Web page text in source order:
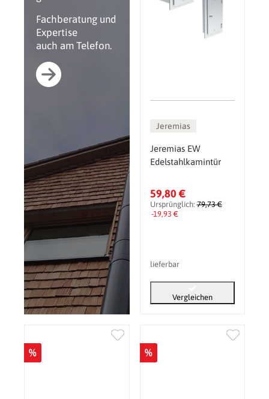
Fachberatung und
Expertise
auch am Telefon.
Jeremias
Jeremias EW
Edelstahlkamintür
59,80 €
Ursprünglich:79,73 €
-19,93 €
lieferbar
Vergleichen
% %